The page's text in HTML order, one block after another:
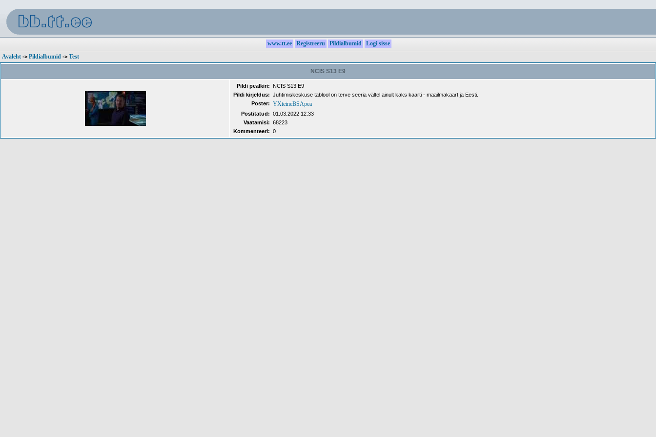
www.tt.ee Registreeru Pildialbumid
Logi sisse
Avaleht -> Pildialbumid -> Test
NCIS S13 E9
Pildi pealkiri:
NCIS S13 E9
Pildi kirjeldus: Juhtimiskeskuse tablool on terve seeria vältel ainult kaks kaarti - maailmakaart ja Eesti.
Poster: YXteineBSApea
Postitatud: 01.03.2022 12:33
Vaatamisi: 68223
Kommenteeri: 0